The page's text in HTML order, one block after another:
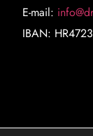
E-mail:
IBAN: